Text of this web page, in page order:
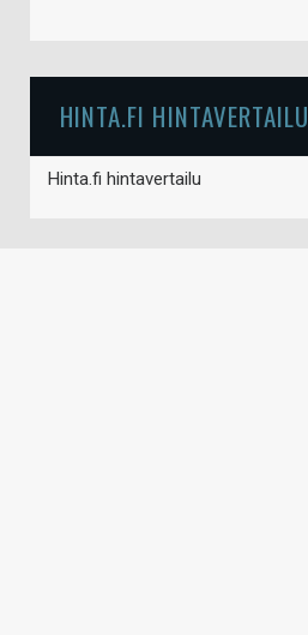
HINTA.FI HINTAVERTAILU
Hinta.fi hintavertailu